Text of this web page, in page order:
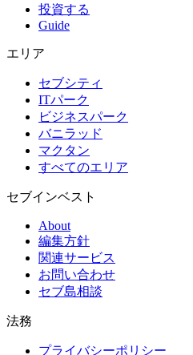
投資する
Guide
エリア
セブシティ
ITパーク
ビジネスパーク
バニラッド
マクタン
すべてのエリア
セブインベスト
About
編集方針
関連サービス
お問い合わせ
セブ島相談
法務
プライバシーポリシー